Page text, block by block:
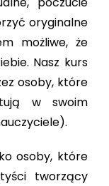
oryginalne
możliwe, że
Nasz kurs
osoby, które
w swoim
osoby, które
tworzący